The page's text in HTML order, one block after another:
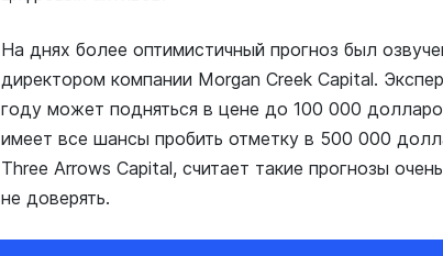
На днях более оптимистичный прогноз был
директором компании Morgan Creek Capital.
году может подняться в цене до 100 000
имеет все шансы пробить отметку в 500 000
Three Arrows Capital, считает такие прогнозы
не доверять.